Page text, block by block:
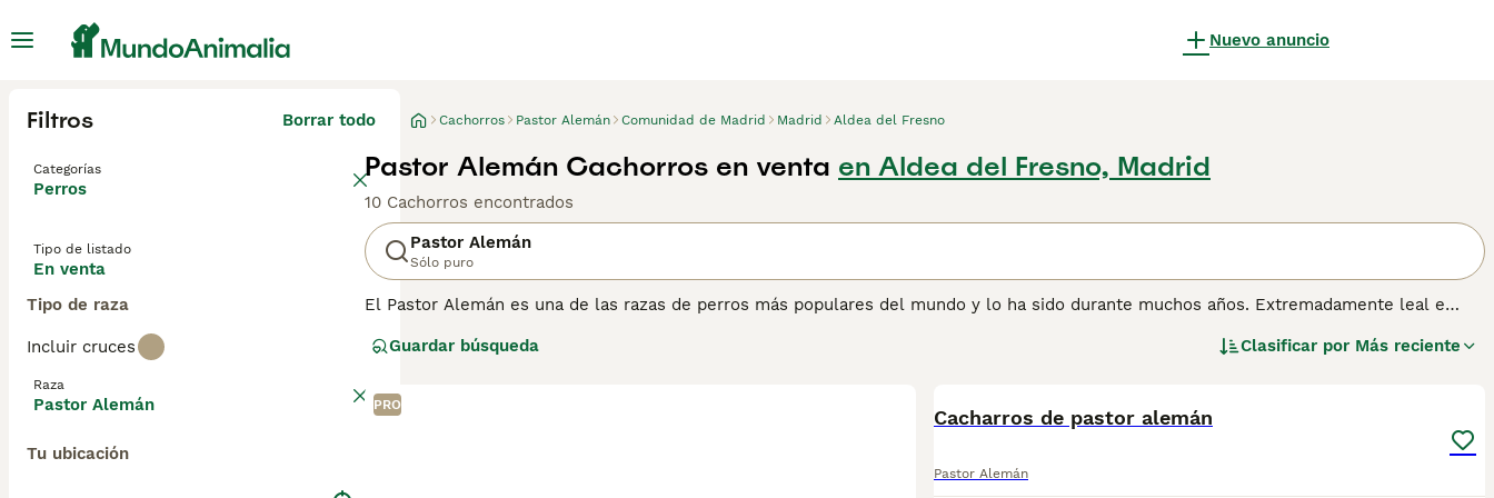
Nuevo anuncio
Filtros Borrar todo
Categorías
Perros
Tipo de listado
En venta
Tipo de raza
Incluir cruces
Raza
Pastor Alemán
Tu ubicación
Cachorros Pastor Alemán Comunidad de Madrid Madrid Aldea del Fresno
Pastor Alemán Cachorros en venta en Aldea del Fresno, Madrid
10 Cachorros encontrados
Pastor Alemán
Sólo puro
El Pastor Alemán es una de las razas de perros más populares del mundo y lo ha sido durante muchos años. Extremadamente leal e
entorno laboral. Desde hace años, la raza ha sido utilizada por las fuerzas policiales en muchos países, y también juegan un papel
rastreo.
Guardar búsqueda Clasificar por Más reciente
PRO
Cacharros de pastor alemán
Pastor Alemán